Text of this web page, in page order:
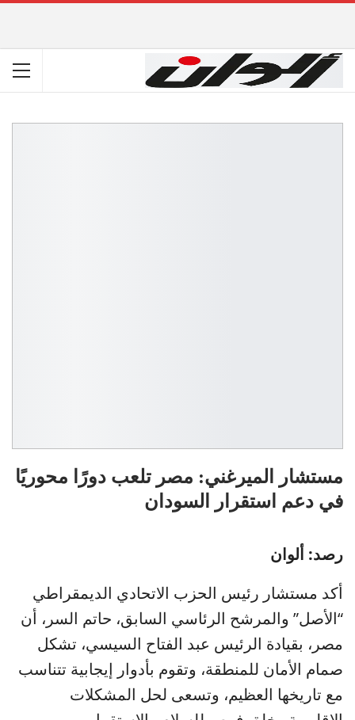
مستشار الميرغني: مصر تلعب دورًا محوريًا
في دعم استقرار السودان
رصد: ألوان
أكد مستشار رئيس الحزب الاتحادي الديمقراطي
“الأصل” والمرشح الرئاسي السابق، حاتم السر، أن
مصر، بقيادة الرئيس عبد الفتاح السيسي، تشكل
صمام الأمان للمنطقة، وتقوم بأدوار إيجابية تتناسب
مع تاريخها العظيم، وتسعى لحل المشكلات